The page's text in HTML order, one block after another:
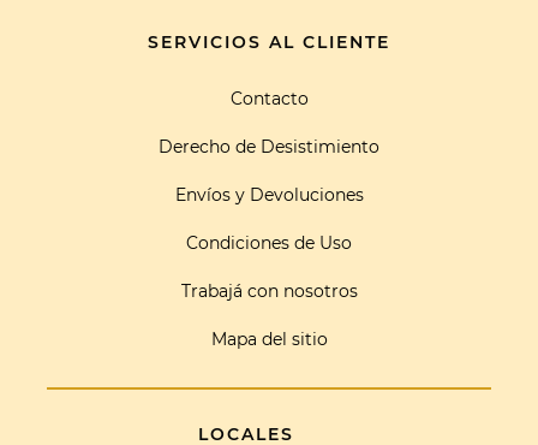
SERVICIOS AL CLIENTE
Contacto
Derecho de Desistimiento
Envíos y Devoluciones
Condiciones de Uso
Trabajá con nosotros
Mapa del sitio
LOCALES